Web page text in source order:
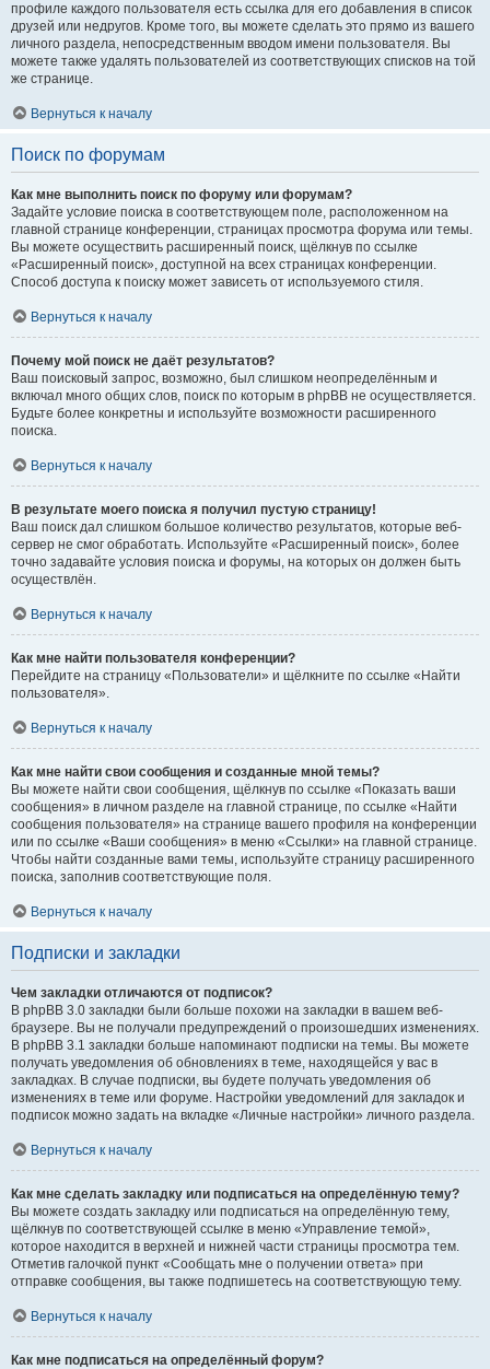
профиле каждого пользователя есть ссылка для его добавления в список
друзей или недругов. Кроме того, вы можете сделать это прямо из вашего
личного раздела, непосредственным вводом имени пользователя. Вы
можете также удалять пользователей из соответствующих списков на той
же странице.
Вернуться к началу
Поиск по форумам
Как мне выполнить поиск по форуму или форумам?
Задайте условие поиска в соответствующем поле, расположенном на
главной странице конференции, страницах просмотра форума или темы.
Вы можете осуществить расширенный поиск, щёлкнув по ссылке
«Расширенный поиск», доступной на всех страницах конференции.
Способ доступа к поиску может зависеть от используемого стиля.
Вернуться к началу
Почему мой поиск не даёт результатов?
Ваш поисковый запрос, возможно, был слишком неопределённым и
включал много общих слов, поиск по которым в phpBB не осуществляется.
Будьте более конкретны и используйте возможности расширенного
поиска.
Вернуться к началу
В результате моего поиска я получил пустую страницу!
Ваш поиск дал слишком большое количество результатов, которые веб-
сервер не смог обработать. Используйте «Расширенный поиск», более
точно задавайте условия поиска и форумы, на которых он должен быть
осуществлён.
Вернуться к началу
Как мне найти пользователя конференции?
Перейдите на страницу «Пользователи» и щёлкните по ссылке «Найти
пользователя».
Вернуться к началу
Как мне найти свои сообщения и созданные мной темы?
Вы можете найти свои сообщения, щёлкнув по ссылке «Показать ваши
сообщения» в личном разделе на главной странице, по ссылке «Найти
сообщения пользователя» на странице вашего профиля на конференции
или по ссылке «Ваши сообщения» в меню «Ссылки» на главной странице.
Чтобы найти созданные вами темы, используйте страницу расширенного
поиска, заполнив соответствующие поля.
Вернуться к началу
Подписки и закладки
Чем закладки отличаются от подписок?
В phpBB 3.0 закладки были больше похожи на закладки в вашем веб-
браузере. Вы не получали предупреждений о произошедших изменениях.
В phpBB 3.1 закладки больше напоминают подписки на темы. Вы можете
получать уведомления об обновлениях в теме, находящейся у вас в
закладках. В случае подписки, вы будете получать уведомления об
изменениях в теме или форуме. Настройки уведомлений для закладок и
подписок можно задать на вкладке «Личные настройки» личного раздела.
Вернуться к началу
Как мне сделать закладку или подписаться на определённую тему?
Вы можете создать закладку или подписаться на определённую тему,
щёлкнув по соответствующей ссылке в меню «Управление темой»,
которое находится в верхней и нижней части страницы просмотра тем.
Отметив галочкой пункт «Сообщать мне о получении ответа» при
отправке сообщения, вы также подпишетесь на соответствующую тему.
Вернуться к началу
Как мне подписаться на определённый форум?